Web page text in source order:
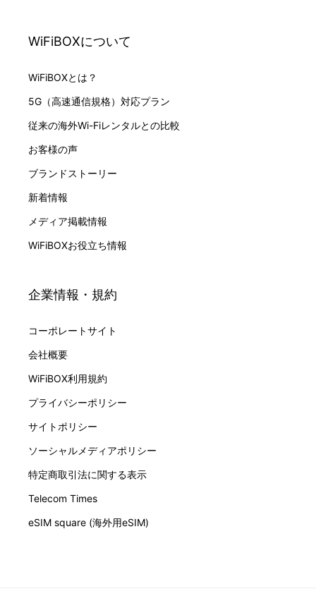
WiFiBOXについて
WiFiBOXとは？
5G（高速通信規格）対応プラン
従来の海外Wi-Fiレンタルとの比較
お客様の声
ブランドストーリー
新着情報
メディア掲載情報
WiFiBOXお役立ち情報
企業情報・規約
コーポレートサイト
会社概要
WiFiBOX利用規約
プライバシーポリシー
サイトポリシー
ソーシャルメディアポリシー
特定商取引法に関する表示
Telecom Times
eSIM square (海外用eSIM)